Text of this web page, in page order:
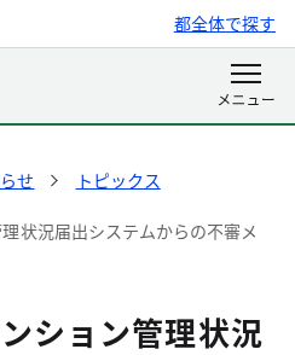
都全体で探す
せ
トピックス
状況届出システムからの不審メ
ション管理状況